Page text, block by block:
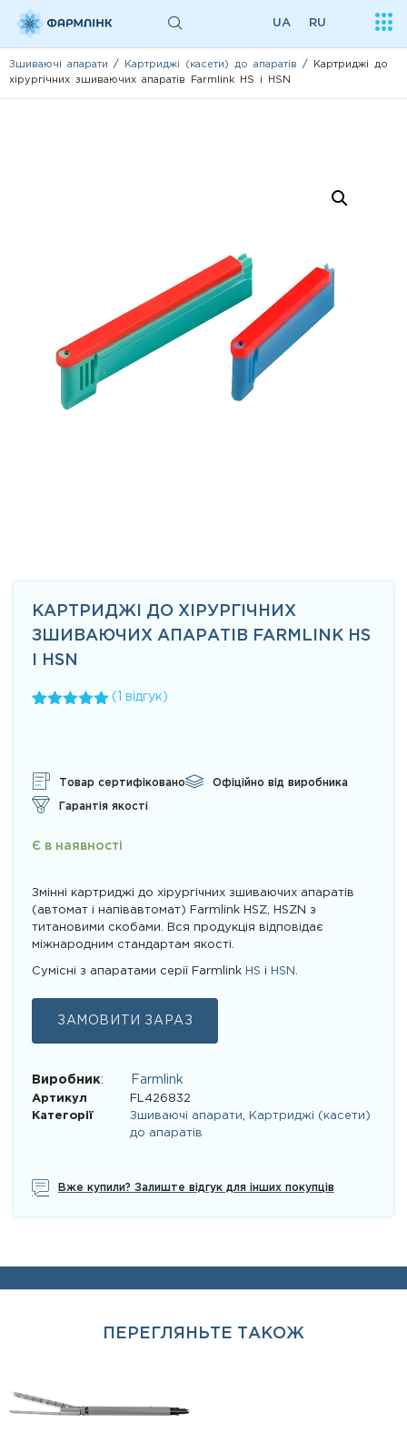
UA RU
Зшиваючі апарати / Картриджі (касети) до апаратів / Картриджі до
хірургічних зшиваючих апаратів Farmlink HS і HSN
КАРТРИДЖІ ДО ХІРУРГІЧНИХ
ЗШИВАЮЧИХ АПАРАТІВ FARMLINK HS
І HSN
покупця
( відгук)
Товар сертифіковано Офіційно від виробника
Гарантія якості
Є в наявності
Змінні картриджі до хірургічних зшиваючих апаратів
(автомат і напівавтомат) Farmlink HSZ, HSZN з
титановими скобами. Вся продукція відповідає
міжнародним стандартам якості.
Сумісні з апаратами серії Farmlink HS і HSN
ЗАМОВИТИ ЗАРАЗ
Виробник: Farmlink
Артикул
FL426832
Категорії
Зшиваючі апарати
Картриджі (касети)
до апаратів
Вже купили? Залиште відгук для інших покупців
ПЕРЕГЛЯНЬТЕ ТАКОЖ